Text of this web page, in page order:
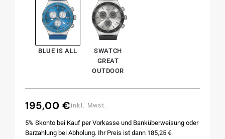
BLUE IS ALL
SWATCH
GREAT
OUTDOOR
Normaler
195,00 € inkl. Mwst.
5% Skonto bei Kauf per Vorkasse und Banküberweisung oder
Barzahlung bei Abholung. Ihr Preis ist dann 185,25 €.